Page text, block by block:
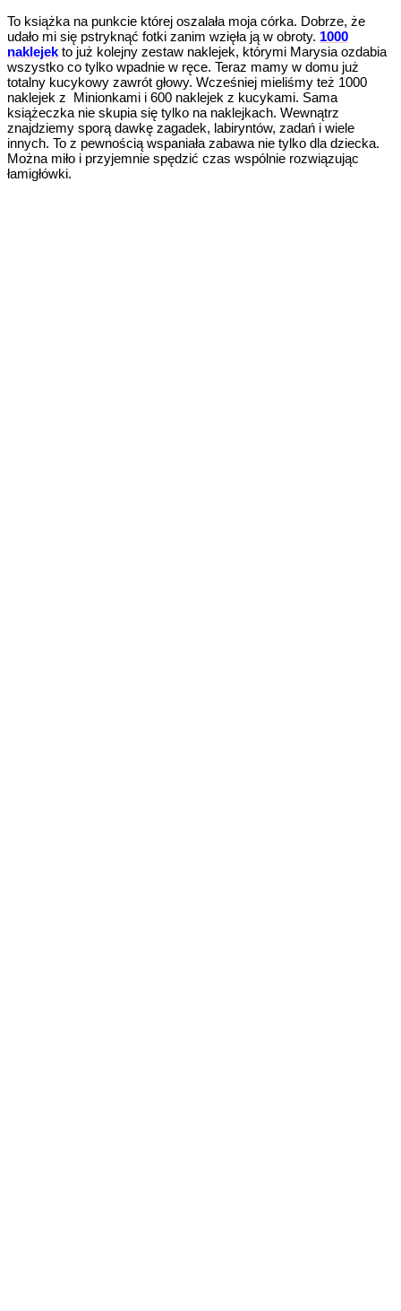
To książka na punkcie której oszalała moja córka. Dobrze, że
udało mi się pstryknąć fotki zanim wzięła ją w obroty. 1000
naklejek to już kolejny zestaw naklejek, którymi Marysia ozdabia
wszystko co tylko wpadnie w ręce. Teraz mamy w domu już
totalny kucykowy zawrót głowy. Wcześniej mieliśmy też 1000
naklejek z Minionkami i 600 naklejek z kucykami. Sama
książeczka nie skupia się tylko na naklejkach. Wewnątrz
znajdziemy sporą dawkę zagadek, labiryntów, zadań i wiele
innych. To z pewnością wspaniała zabawa nie tylko dla dziecka.
Można miło i przyjemnie spędzić czas wspólnie rozwiązując
łamigłówki.